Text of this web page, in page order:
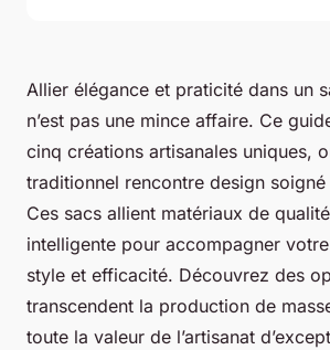
Allier élégance et praticité dans un
n’est pas une mince affaire. Ce
cinq créations artisanales uniques,
traditionnel rencontre design
Ces sacs allient matériaux de
intelligente pour accompagner
style et efficacité. Découvrez des
transcendent la production de
toute la valeur de l’artisanat